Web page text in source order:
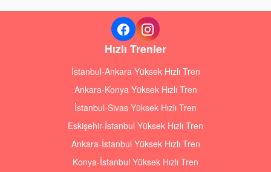
Hızlı Trenler
İstanbul-Ankara Yüksek Hızlı Tren
Ankara-Konya Yüksek Hızlı Tren
İstanbul-Sivas Yüksek Hızlı Tren
Eskişehir-İstanbul Yüksek Hızlı Tren
Ankara-İstanbul Yüksek Hızlı Tren
Konya-İstanbul Yüksek Hızlı Tren